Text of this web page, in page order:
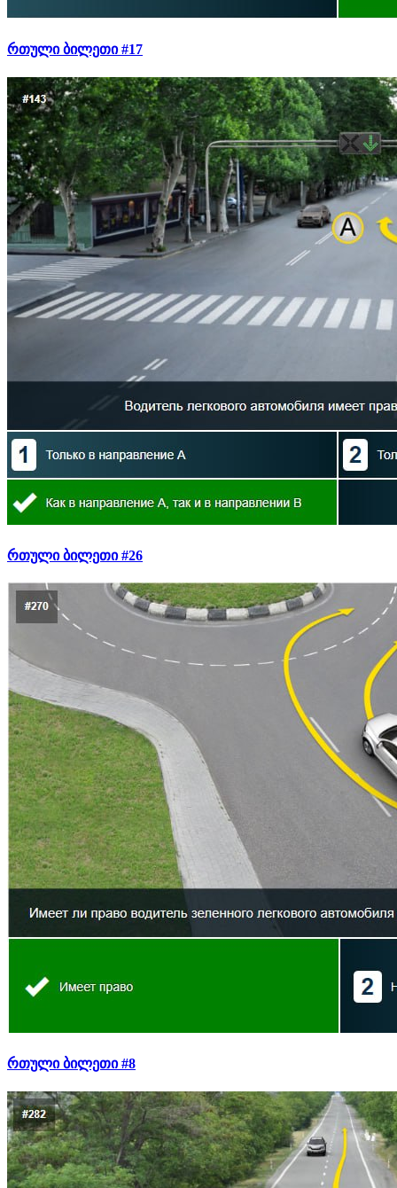
რთული ბილეთი #17
რთული ბილეთი #26
რთული ბილეთი #8